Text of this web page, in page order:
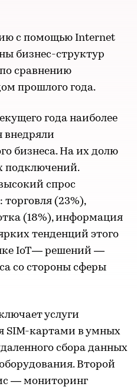
с помощью Internet
бизнес-структур
сравнению
прошлого года.
года наиболее
внедряли
бизнеса. На их долю
подключений.
спрос
торговля (23%),
(18%), информация
тенденций этого
IoT— решений —
со стороны сферы
услуги
SIM-картами в умных
сбора данных
Второй
— мониторинг